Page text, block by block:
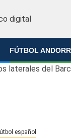
FÚTBOL
laterales del
español